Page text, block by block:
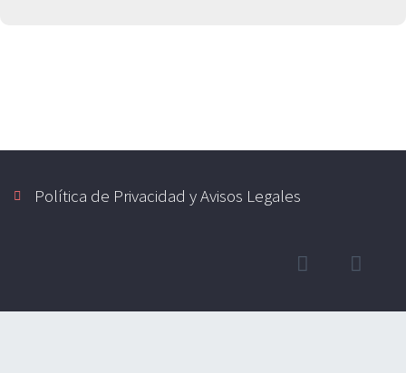
Política de Privacidad y Avisos Legales